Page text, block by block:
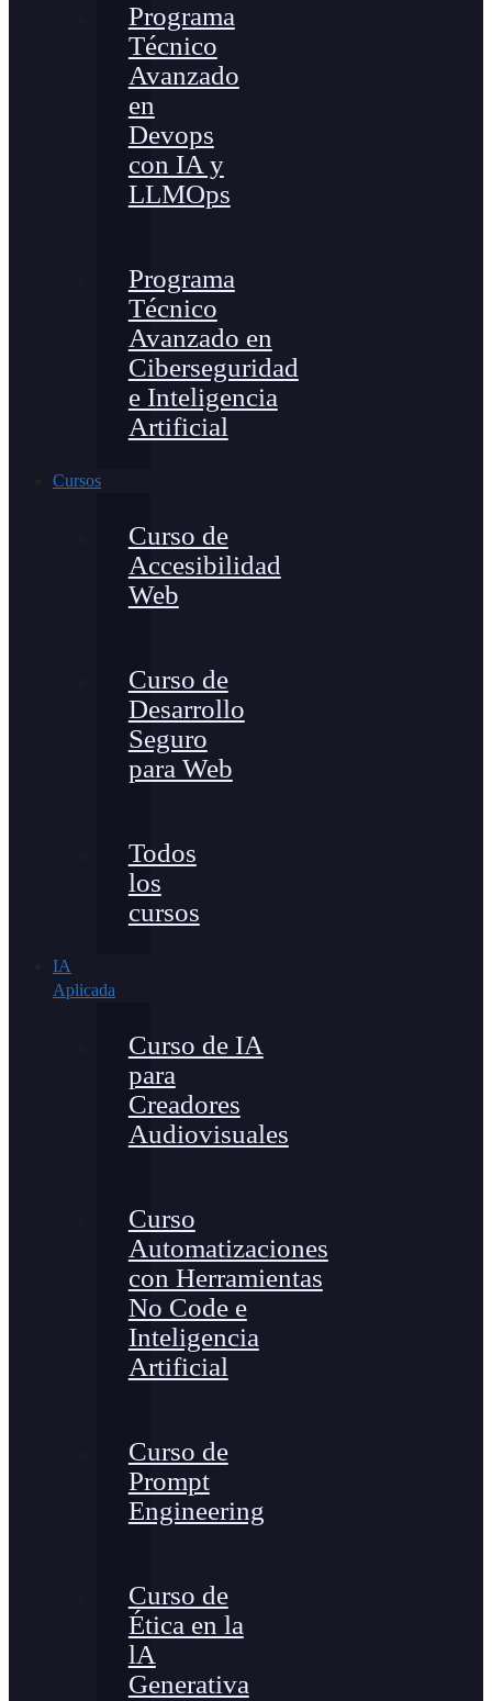
Programa
Técnico
Avanzado
en
Devops
con IA y
LLMOps
Programa
Técnico
Avanzado en
Ciberseguridad
e Inteligencia
Artificial
Cursos
Curso de
Accesibilidad
Web
Curso de
Desarrollo
Seguro
para Web
Todos
los
cursos
IA
Aplicada
Curso de IA
para
Creadores
Audiovisuales
Curso
Automatizaciones
con Herramientas
No Code e
Inteligencia
Artificial
Curso de
Prompt
Engineering
Curso de
Ética en la
lA
Generativa